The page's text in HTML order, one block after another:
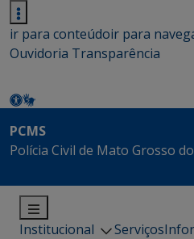
ir para conteúdoir para
Ouvidoria Transparência
PCMS
Polícia Civil de Mato Grosso
Institucional Serviços